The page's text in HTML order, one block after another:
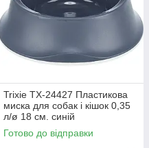
Trixie TX-24427 Пластикова
миска для собак і кішок 0,35
л/ø 18 см. синій
Готово до відправки